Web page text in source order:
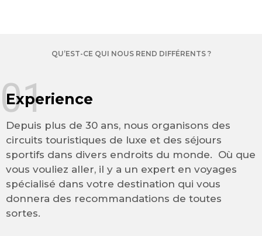
QU’EST-CE QUI NOUS REND DIFFÉRENTS ?
Experience
Depuis plus de 30 ans, nous organisons des
circuits touristiques de luxe et des séjours
sportifs dans divers endroits du monde. Où que
vous vouliez aller, il y a un expert en voyages
spécialisé dans votre destination qui vous
donnera des recommandations de toutes
sortes.
01